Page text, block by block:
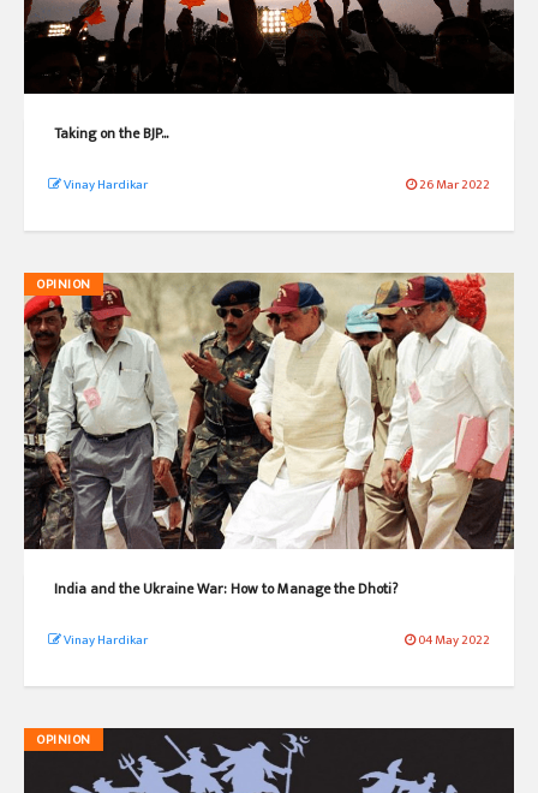
Taking on the BJP…
Vinay Hardikar 26 Mar 2022
OPINION
India and the Ukraine War: How to Manage the Dhoti?
Vinay Hardikar 04 May 2022
OPINION